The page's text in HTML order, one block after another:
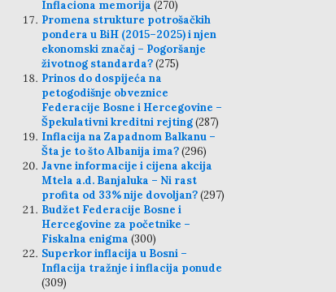
Inflaciona memorija (270)
Promena strukture potrošačkih
pondera u BiH (2015–2025) i njen
ekonomski značaj – Pogoršanje
životnog standarda?(275)
Prinos do dospijeća na
petogodišnje obveznice
Federacije Bosne i Hercegovine –
Špekulativni kreditni rejting(287)
Inflacija na Zapadnom Balkanu –
Šta je to što Albanija ima?(296)
Javne informacije i cijena akcija
Mtela a.d. Banjaluka – Ni rast
profita od 33% nije dovoljan?(297)
Budžet Federacije Bosne i
Hercegovine za početnike –
Fiskalna enigma (300)
Superkor inflacija u Bosni –
Inflacija tražnje i inflacija ponude
(309)